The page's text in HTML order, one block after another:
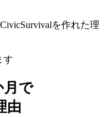
を作れた理
す
月で
由